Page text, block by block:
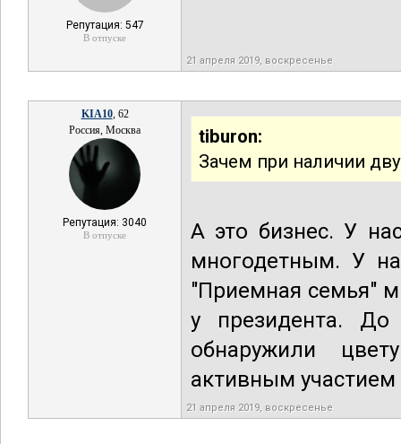
Репутация: 547
В отпуске
21 апреля 2019, воскресенье
KIA10, 62
Россия, Москва
Репутация: 3040
В отпуске
tiburon:
Зачем при наличии
А это бизнес. У
многодетным. У
"Приемная семья"
у президента.
обнаружили
активным
21 апреля 2019, воскресенье